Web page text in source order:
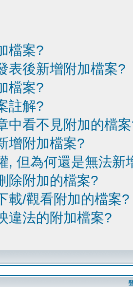
檔案?
表後新增附加檔案?
檔案?
註解?
中看不見附加的檔
增附加檔案?
, 但為何還是無法新
除附加的檔案?
載/觀看附加的檔案?
違法的附加檔案?